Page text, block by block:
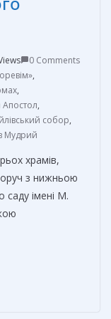
0 Comments
,
,
,
собор,
Мудрий
храмів,
з нижньою
саду імені М.